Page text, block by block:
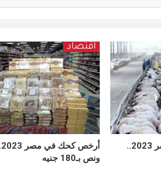
أسعار الأضاحي في مصر 2023..
اقتصاد
ونص بـ180 جنيه